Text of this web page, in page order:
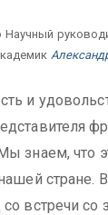
и
знаем, что
стране.
встречи со